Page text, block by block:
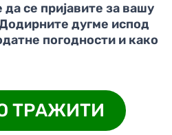
се пријавите за вашу
дугме испод
погодности и како
ТРАЖИТИ